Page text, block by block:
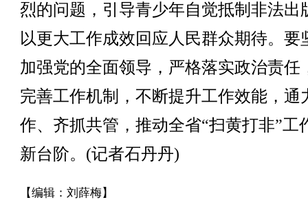
烈的问题，引导青少年自觉抵制非法出
以更大工作成效回应人民群众期待。要
加强党的全面领导，严格落实政治责任
完善工作机制，不断提升工作效能，通
作、齐抓共管，推动全省“扫黄打非”工
新台阶。(记者石丹丹)
【编辑：刘薛梅】